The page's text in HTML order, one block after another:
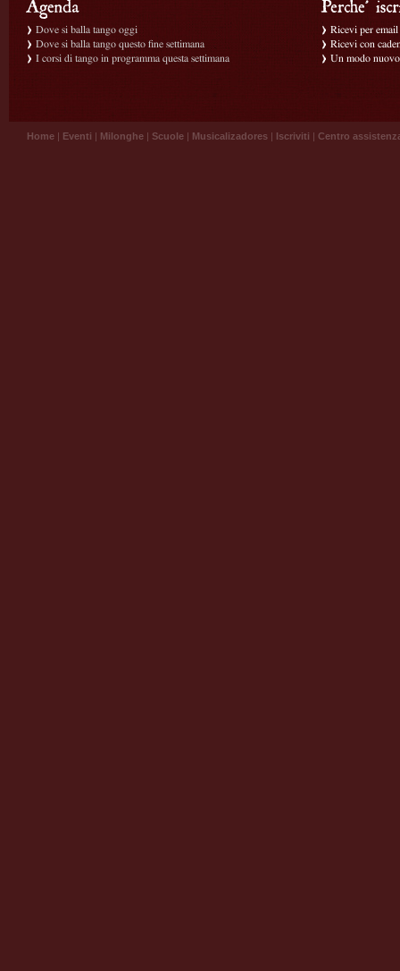
Dove si balla tango oggi
Dove si balla tango questo fine settimana
I corsi di tango in programma questa settimana
Ricevi per
Ricevi con
Un modo
Home | Eventi | Milonghe | Scuole | Musicalizadores | Iscriviti | Centro